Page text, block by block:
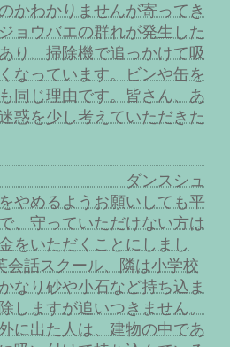
かわかりませんが寄ってき
ョウバエの群れが発生した
り、掃除機で追っかけて吸
なっています。ビンや缶を
同じ理由です。皆さん、あ
惑を少し考えていただきた
。
スシュ
やめるようお願いしても平
、守っていただけない方は
をいただくことにしまし
会話スクール、隣は小学校
なり砂や小石など持ち込ま
しますが追いつきません。
に出た人は、建物の中であ